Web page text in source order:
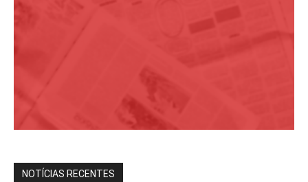
NOTÍCIAS RECENTES